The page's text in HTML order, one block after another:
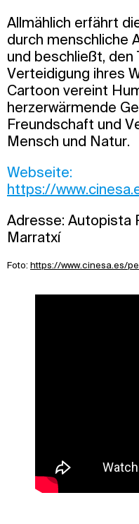
Allmählich erfährt
durch menschliche
und beschließt, den
Verteidigung ihres
Cartoon vereint
herzerwärmende
Freundschaft und
Mensch und Natur.
Webseite:
https://
Adresse: Autopista
Marratxí
Foto: https://www.cinesa.es/